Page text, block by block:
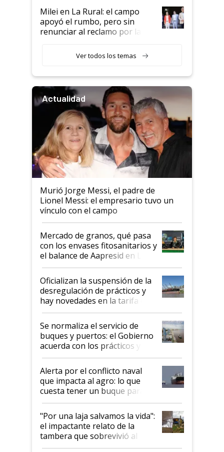
Milei en La Rural: el campo
apoyó el rumbo, pero sin
renunciar al reclamo por las
Ver todos los temas
Actualidad
Murió Jorge Messi, el padre de
Lionel Messi: el empresario tuvo un
vínculo con el campo
Mercado de granos, qué pasa
con los envases fitosanitarios y
el balance de Aapresid en La
Posta
Oficializan la suspensión de la
desregulación de prácticos y
hay novedades en la tarifa de
la hidrovía
Se normaliza el servicio de
buques y puertos: el Gobierno
acuerda con los prácticos y
suspende el decreto de
desregulación
Alerta por el conflicto naval
que impacta al agro: lo que
cuesta tener un buque parado
y el peligro de que Argentina
pase a ser "país sucio"
"Por una laja salvamos la vida":
el impactante relato de la
tambera que sobrevivió al
tornado